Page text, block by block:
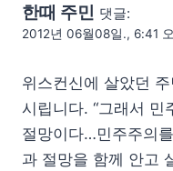
한때 주민 댓글:
2012년 06월08일., 6:41
위스컨신에 살았던
시립니다. “그래서 민
절망이다…민주주의
과 절망을 함께 안고